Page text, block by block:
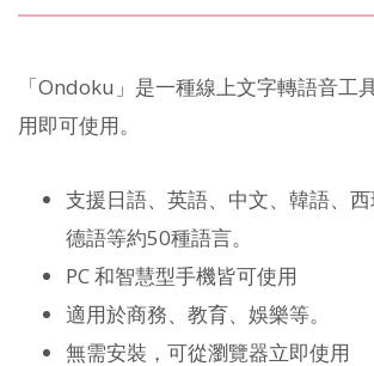
「Ondoku」是一種線上文字轉語音工
用即可使用。
支援日語、英語、中文、韓語、西
德語等約50種語言。
PC 和智慧型手機皆可使用
適用於商務、教育、娛樂等。
無需安裝，可從瀏覽器立即使用